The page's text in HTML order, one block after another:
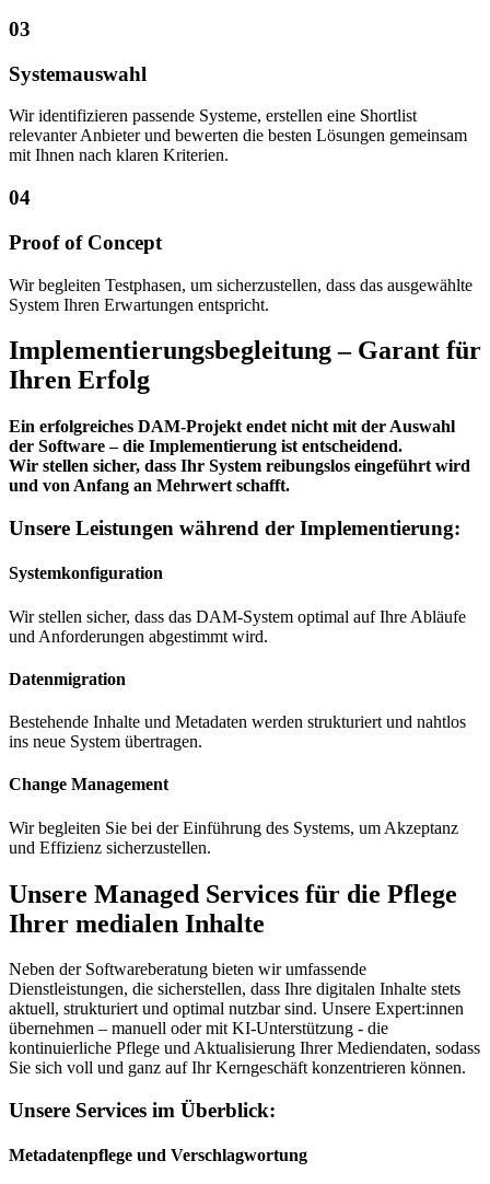
03
Systemauswahl
Wir identifizieren passende Systeme, erstellen eine Shortlist
relevanter Anbieter und bewerten die besten Lösungen gemeinsam
mit Ihnen nach klaren Kriterien.
04
Proof of Concept
Wir begleiten Testphasen, um sicherzustellen, dass das ausgewählte
System Ihren Erwartungen entspricht.
Implementierungsbegleitung – Garant für
Ihren Erfolg
Ein erfolgreiches DAM-Projekt endet nicht mit der Auswahl
der Software – die Implementierung ist entscheidend. ­
Wir stellen sicher, dass Ihr System reibungslos eingeführt wird
und von Anfang an Mehrwert schafft.
Unsere Leistungen während der Implementierung:
Systemkonfiguration
Wir stellen sicher, dass das DAM-System optimal auf Ihre Abläufe
und Anforderungen abgestimmt wird.
Datenmigration
Bestehende Inhalte und Metadaten werden strukturiert und nahtlos
ins neue System übertragen.
Change Management
Wir begleiten Sie bei der Einführung des Systems, um Akzeptanz
und Effizienz sicherzustellen.
Unsere Managed Services für die Pflege
Ihrer medialen Inhalte
Neben der Softwareberatung bieten wir umfassende
Dienstleistungen, die sicherstellen, dass Ihre digitalen Inhalte stets
aktuell, strukturiert und optimal nutzbar sind. Unsere Expert:innen
übernehmen – manuell oder mit KI-Unterstützung - die
kontinuierliche Pflege und Aktualisierung Ihrer Mediendaten, sodass
Sie sich voll und ganz auf Ihr Kerngeschäft konzentrieren können.
Unsere Services im Überblick:
Metadatenpflege und Verschlagwortung